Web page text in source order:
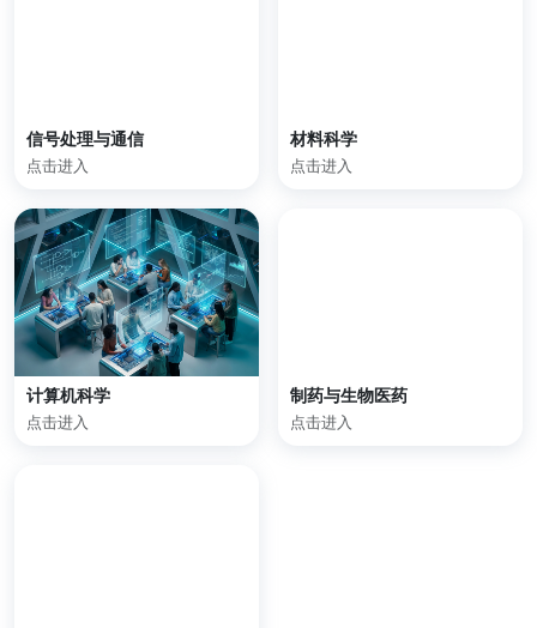
信号处理与通信
点击进入
材料科学
点击进入
计算机科学
点击进入
制药与生物医药
点击进入